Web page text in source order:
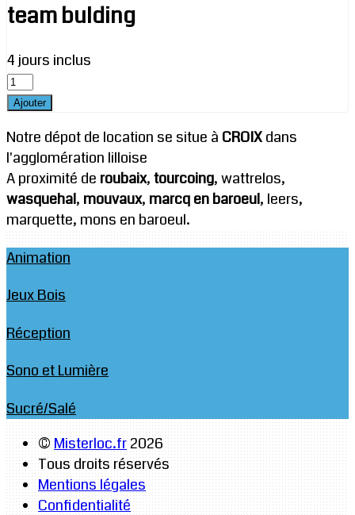
team bulding
4 jours inclus
Notre dépot de location se situe à CROIXdans
l'agglomération lilloise
A proximité de roubaix,tourcoing, wattrelos,
wasquehal, mouvaux, marcq en baroeul, leers,
marquette, mons en baroeul.
Animation
Jeux Bois
Réception
Sono et Lumière
Sucré/Salé
©Misterloc.fr2026
Tous droits réservés
Mentions légales
Confidentialité